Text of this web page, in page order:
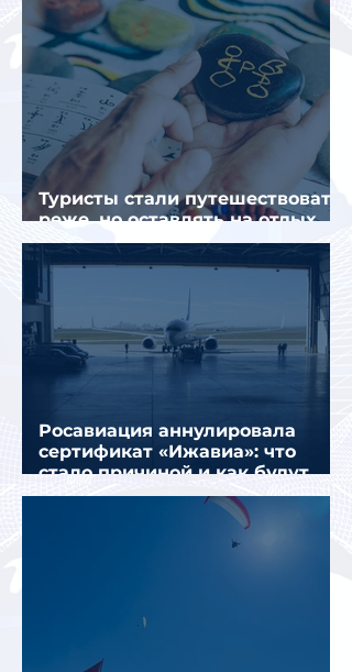
Туристы стали путешествовать
реже, но оставлять на отдых
почти на 40% больше
Росавиация аннулировала
сертификат «Ижавиа»: что
стало причиной и как будут
перевозить пассажиров